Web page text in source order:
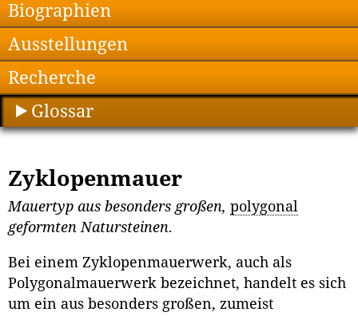
Biographien
Ausstellungen
Recherche
Glossar
Zyklopenmauer
Mauertyp aus besonders großen, polygonal
geformten Natursteinen.
Bei einem Zyklopenmauerwerk, auch als
Polygonalmauerwerk bezeichnet, handelt es sich
um ein aus besonders großen, zumeist